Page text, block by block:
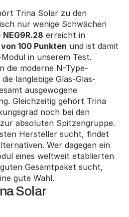
Trina Solar zu den
nur wenige Schwächen
erreicht in
100 Punkten und ist damit
in unserem Test.
die moderne N-Type-
langlebige Glas-Glas-
ausgewogene
Gleichzeitig gehört Trina
noch bei den
absoluten Spitzengruppe.
Hersteller sucht, findet
Wer dagegen ein
eines weltweit etablierten
Gesamtpaket sucht,
gute Wahl.
Solar